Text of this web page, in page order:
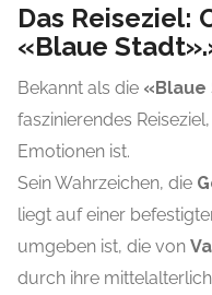
Das Reiseziel:
«Blaue
Bekannt als die «Blaue
faszinierendes
Emotionen ist.
Sein Wahrzeichen, die
liegt auf einer
umgeben ist, die von
durch ihre